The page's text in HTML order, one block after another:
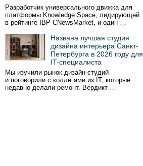
Разработчик универсального движка для
платформы Knowledge Space, лидирующей
в рейтинге IBP CNewsMarket, и один …
Названа лучшая студия
дизайна интерьера Санкт-
Петербурга в 2026 году для
IT-специалиста
Мы изучили рынок дизайн-студий
и поговорили с коллегами из IT, которые
недавно делали ремонт. Вердикт …